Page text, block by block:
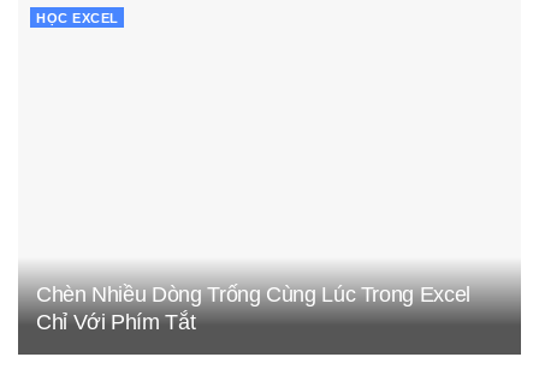
HỌC EXCEL
Chèn Nhiều Dòng Trống Cùng Lúc Trong Excel
Chỉ Với Phím Tắt